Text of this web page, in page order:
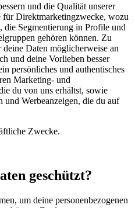
und die Qualität unserer
für Direktmarketingzwecke, wozu
die Segmentierung in Profile und
gehören können. Zu
Daten möglicherweise an
und deine Vorlieben besser
persönliches und authentisches
Marketing- und
du von uns erhältst, sowie
und Werbeanzeigen, die du auf
Zwecke.
geschützt?
um deine personenbezogenen